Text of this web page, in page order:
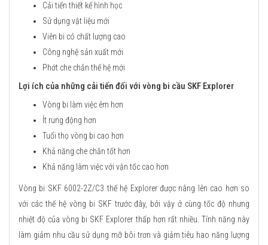
Cải tiến thiết kế hình học
Sử dụng vật liệu mới
Viên bi có chất lượng cao
Công nghệ sản xuất mới
Phớt che chắn thế hệ mới
Lợi ích của những cải tiến đối với vòng bi cầu SKF Explorer
Vòng bi làm việc êm hơn
Ít rung động hơn
Tuổi thọ vòng bi cao hơn
Khả năng che chắn tốt hơn
Khả năng làm việc với vận tốc cao hơn
Vòng bi SKF 6002-2Z/C3 thế hệ Explorer được nâng lên cao hơn so
với các thế hệ vòng bi SKF trước đây, bởi vậy ở cùng tốc độ nhưng
nhiệt độ của vòng bi SKF Explorer thấp hơn rất nhiều. Tính năng này
làm giảm nhu cầu sử dụng mỡ bôi trơn và giảm tiêu hao năng lượng